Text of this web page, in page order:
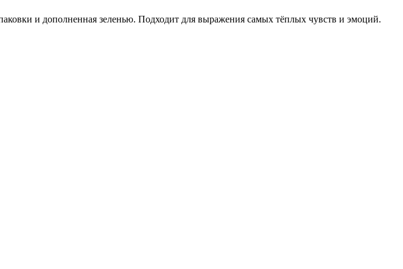
и дополненная зеленью. Подходит для выражения самых тёплых чувств и эмоций.